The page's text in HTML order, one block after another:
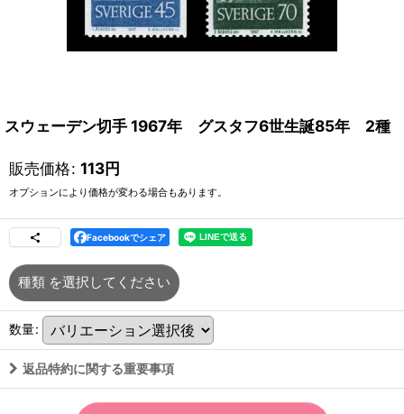
スウェーデン切手 1967年 グスタフ6世生誕85年 2種
販売価格: 113円
オプションにより価格が変わる場合もあります。
Facebookでシェア
種類 を選択してください
数量:
返品特約に関する重要事項